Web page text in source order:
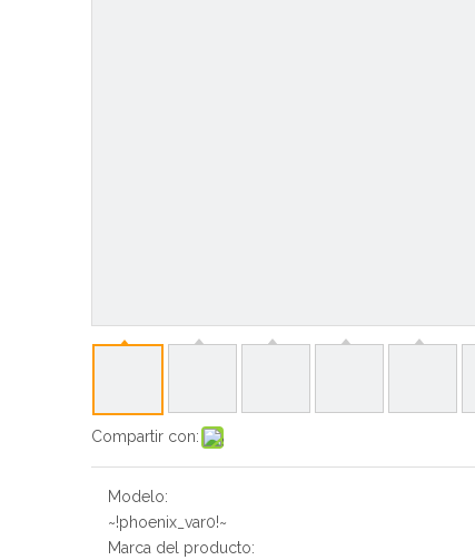
Compartir con:
Modelo:
~!phoenix_var0!~
Marca del producto: